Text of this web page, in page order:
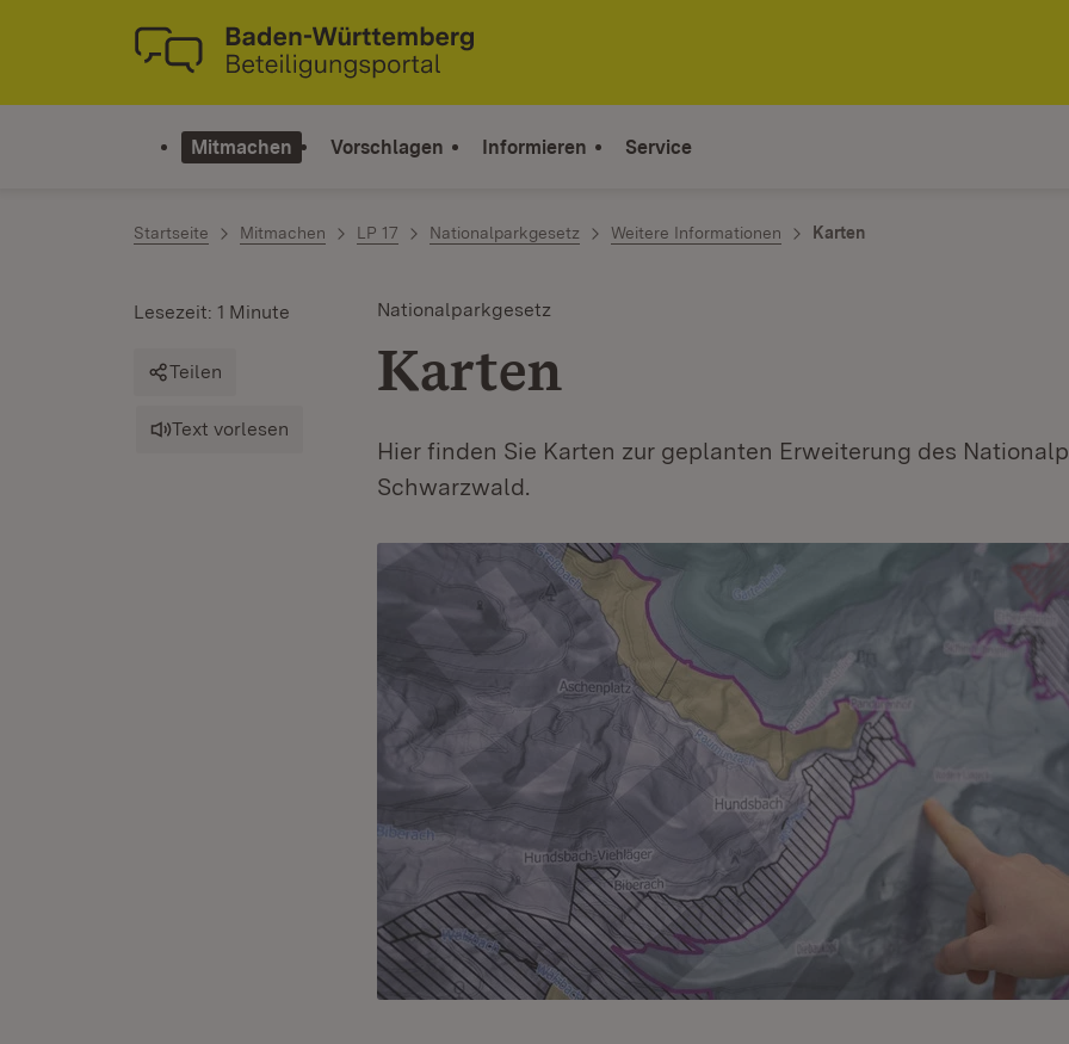
Zum Inhalt springen
Link zur Startseite
Mitmachen Vorschlagen Informieren Service
Startseite Mitmachen LP 17 Nationalparkgesetz Weitere Informationen Karten
Nationalparkgesetz
Karten
Hier finden Sie Karten zur geplanten Erweiterung des
Schwarzwald.
Lesezeit: 1 Minute
Teilen
Text vorlesen